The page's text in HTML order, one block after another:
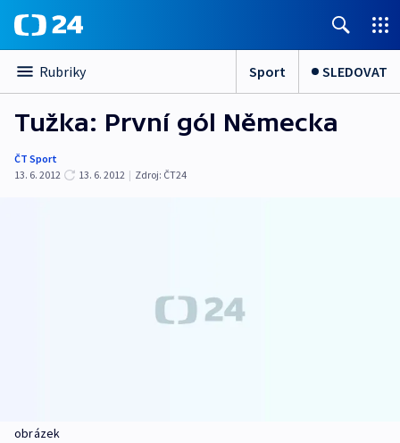
Rubriky Sport SLEDOVAT
Tužka: První gól Německa
ČT Sport
13. 6. 2012
13. 6. 2012 | Zdroj: ČT24
obrázek